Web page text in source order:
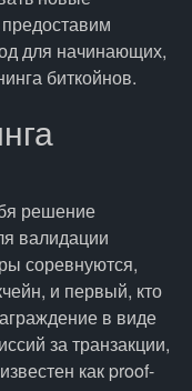
для начинающих,
биткойнов.
решение
валидации
соревнуются,
и первый, кто
в виде
за транзакции,
как proof-